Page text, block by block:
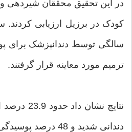
کودک در برزیل ارزیابی
سالگی توسط دندانپزشک برای
ترمیم مورد معاینه قرار گرفتند.
نتایج
دندانی شدید و 48 درصد پوسیدگی سطحی دندان داشتند.